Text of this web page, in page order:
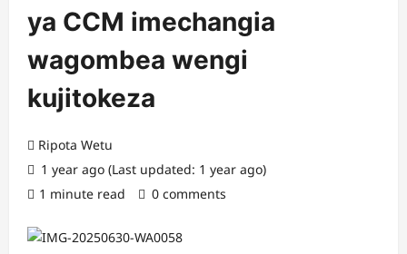
ya CCM imechangia
wagombea wengi
kujitokeza
Ripota Wetu
1 year ago (Last updated: 1 year ago)
1 minute read
0 comments